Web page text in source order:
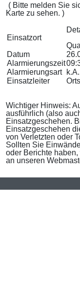
( Bitte melden Sie
Karte zu sehen. )
Einsatzort
Datum
Alarmierungszeit
Alarmierungsart
k.A.
Einsatzleiter
Wichtiger Hinweis:
ausführlich (also
Einsatzgeschehen.
Einsatzgeschehen
von Verletzten oder
Sollten Sie
oder Berichte haben,
an unseren